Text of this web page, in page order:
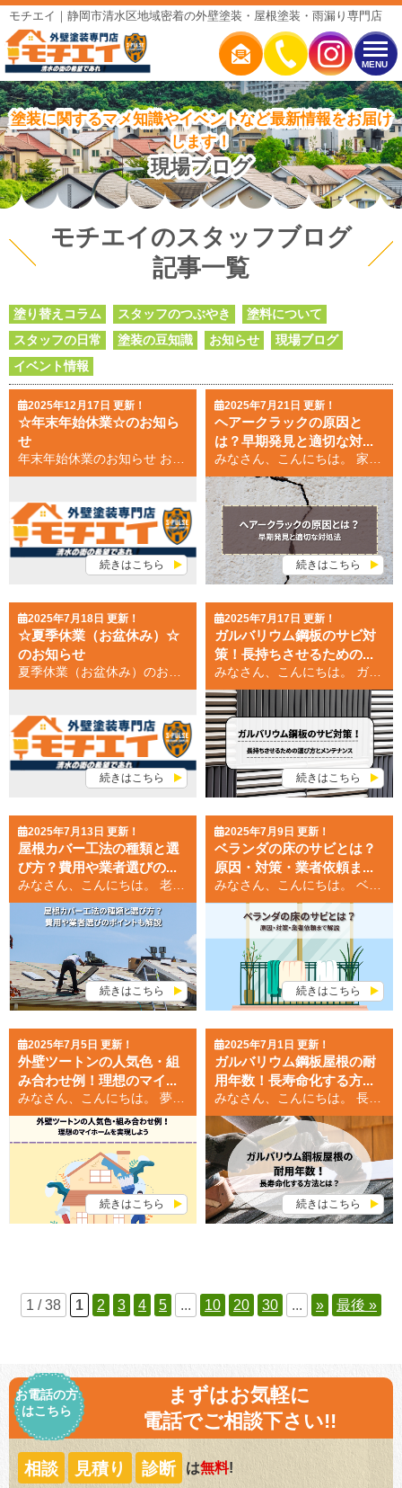
MENU
モチエイ｜静岡市清水区地域密着の外壁塗装・屋根塗装・雨漏り専門店
塗装に関するマメ知識やイベントなど最新情報をお届け
します！
現場ブログ
モチエイのスタッフブログ
記事一覧
塗り替えコラム スタッフのつぶやき
塗料について
スタッフの日常
塗装の豆知識 お知らせ
現場ブログ
イベント情報
2025年12月17日 更新！
☆年末年始休業☆のお知ら
せ
続きはこちら
2025年7月21日 更新！
ヘアークラックの原因と
は？早期発見と適切な対...
続きはこちら
2025年7月18日 更新！
☆夏季休業（お盆休み）☆
のお知らせ
続きはこちら
2025年7月17日 更新！
ガルバリウム鋼板のサビ対
策！長持ちさせるための...
みなさん、こんにちは。 ガルバリウム鋼板は、その軽さと耐久性から住宅の外壁や屋根材として人気を集めています。 しかし、金属である以上、錆びる可能性も秘めていることをご存知でしょうか。 長持ちする素材とはいえ、適切な知識とメンテナンスなしに放置すれば、建物の寿命を縮める原因になりかねません。 今回は、ガルバリウム鋼板の錆びに関する原因から、効果的な対策、そして建物の長寿命化に繋がる選び方までを解説します。 ガルバリウム鋼板のサビ原因 空気中の鉄粉付着の影響 ガルバリウム鋼板は、アルミニウム・亜鉛・シリコンをコーティングした鋼板です。 しかし、空気中には鉄粉が漂っており、これがガルバリウム鋼板表面に付着します。 付着した鉄粉は、湿気と反応して錆び、それがガルバリウム鋼板にも広がる「もらい錆」を引き起こす可能性があります。 特に、工場地帯や交通量の多い地域では、鉄粉の付着量が多くなる傾向があります。 もらい錆の発生メカニズム もらい錆とは、既に錆びている金属から錆が周囲の金属に広がる現象です。 例えば、錆びた雨どいからガルバリウム鋼板に錆が広がるケースや、隣接する鉄製の設備からの影響も考えられます。 一度発生したもらい錆は、放置すると拡大していくため、早期発見と対処が重要です。 傷によるサビの進行 ガルバリウム鋼板は、表面のコーティングが剥がれると、内部の鉄が露出して錆びやすくなります。 施工時の傷はもちろん、後からついた傷も錆の発生リスクを高めます。 小さな傷でも、放置すると錆が広がり、穴が開く可能性もあるため注意が必要です。 塩害によるサビの加速 海沿いの地域や、潮風の影響を受けやすい地域では、塩害による錆の進行が加速します。 塩分は、ガルバリウム鋼板のコーティングを侵食し、錆びやすい状態にします。 塩害地域では、特に錆への対策を強化する必要があります。 ガルバリウム鋼板のサビ対策と長寿命化 サビにくい鋼板の選び方 ガルバリウム鋼板にも様々な種類があり、その耐食性には差があります。 例えば、マグネシウムを添加した鋼板は、より高い防錆効果が期待できます。 建材を選ぶ際には、耐食性に関する情報を入念に確認し、建物の立地条件に適した鋼板を選びましょう。 適切な錆止め塗装方法 錆が発生した場合、または予防策として、錆止め塗装が有効です。 適切な錆止め塗料を選び、下地処理を丁寧に施すことで、錆の進行を抑え、建物の寿命を延ばすことができます。 専門業者に依頼するのも一つの方法です。 専門業者への依頼と注意点 錆の除去や塗装などの作業は、専門知識と技術が必要です。 特に、高所での作業となる屋根の場合は、安全面も考慮し、専門業者に依頼することをおすすめします。 業者を選ぶ際には、実績や信頼性を確認し、見積もりを比較検討しましょう。 建物の寿命を延ばす工夫 定期的な点検を行い、小さな傷や錆にも早期に対処することで、建物の寿命を延ばすことができます。 また、雨水の流れを良くする工夫や、周囲の環境を清潔に保つことも、錆の発生リスクを軽減する上で有効です。 建物の状況に合わせて、適切なメンテナンスを実施しましょう。 まとめ ガルバリウム鋼板は錆びにくい素材ですが、適切なメンテナンスなしでは錆が発生し、建物の寿命を縮める可能性があります。 錆の原因を理解し、適切な鋼板選び、錆止め塗装、専門業者への依頼などを検討することで、ガルバリウム鋼板のメリットを最大限に活かし、建物の長寿命化を実現できます。 定期的な点検と早期対策が、建物を守る上で最も重要です。
続きはこちら
2025年7月13日 更新！
屋根カバー工法の種類と選
び方？費用や業者選びの...
続きはこちら
2025年7月9日 更新！
ベランダの床のサビとは？
原因・対策・業者依頼ま...
続きはこちら
2025年7月5日 更新！
外壁ツートンの人気色・組
み合わせ例！理想のマイ...
続きはこちら
2025年7月1日 更新！
ガルバリウム鋼板屋根の耐
用年数！長寿命化する方...
続きはこちら
1 / 38 1 2 3 4 5 ... 10 20 30 ... » 最後 »
お電話の方
はこちら
まずはお気軽に
電話でご相談下さい!!
相談 見積り 診断 は無料!